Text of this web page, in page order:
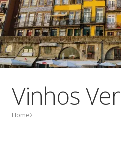
Vinhos
Home